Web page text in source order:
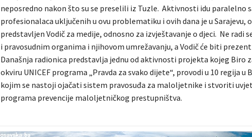
neposredno nakon što su se preselili iz Tuzle. Aktivnosti idu paralelno
profesionalaca uključenih u ovu problematiku i ovih dana je u Sarajevu,
predstavljen Vodič za medije, odnosno za izvještavanje o djeci. Ne radi
i pravosudnim organima i njihovom umrežavanju, a Vodič će biti
Današnja radionica predstavlja jednu od aktivnosti projekta kojeg Biro
okviru UNICEF programa „Pravda za svako dijete“, provodi u 10 regija u
kojim se nastoji ojačati sistem pravosuđa za maloljetnike i stvoriti
programa prevencije maloljetničkog prestupništva.